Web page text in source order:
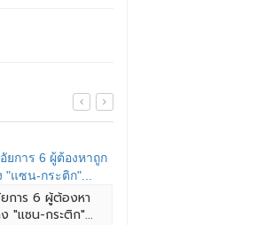
การ 6 ผู้ต้องหา
"แซน-กระติก"...